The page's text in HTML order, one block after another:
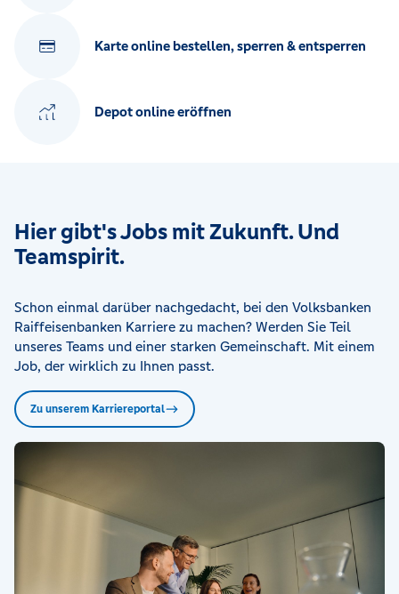
Karte online bestellen, sperren & entsperren
Depot online eröffnen
Hier gibt's Jobs mit Zukunft. Und
Teamspirit.
Schon einmal darüber nachgedacht, bei den Volksbanken
Raiffeisenbanken Karriere zu machen? Werden Sie Teil
unseres Teams und einer starken Gemeinschaft. Mit einem
Job, der wirklich zu Ihnen passt.
Zu unserem Karriereportal